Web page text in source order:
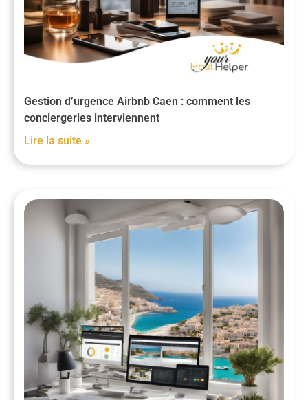
Gestion d’urgence Airbnb Caen : comment les
conciergeries interviennent
Lire la suite »